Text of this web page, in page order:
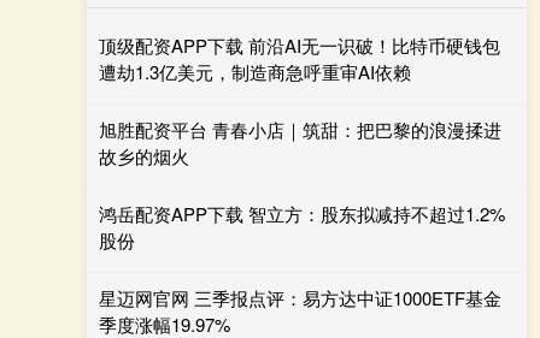
顶级配资APP下载 前沿AI无一识破！比特币硬钱包
遭劫1.3亿美元，制造商急呼重审AI依赖
旭胜配资平台 青春小店｜筑甜：把巴黎的浪漫揉进
故乡的烟火
鸿岳配资APP下载 智立方：股东拟减持不超过1.2%
股份
星迈网官网 三季报点评：易方达中证1000ETF基金
季度涨幅19.97%